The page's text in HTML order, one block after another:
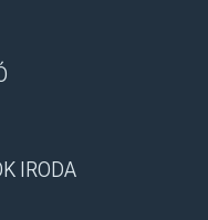
IRODA